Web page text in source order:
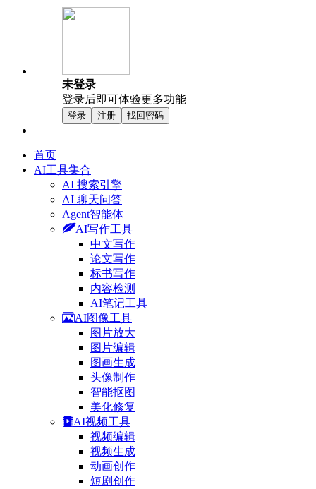
未登录
登录后即可体验更多功能
登录 注册 找回密码
首页
AI工具集合
AI 搜索引擎
AI 聊天问答
Agent智能体
AI写作工具
中文写作
论文写作
标书写作
内容检测
AI笔记工具
AI图像工具
图片放大
图片编辑
图画生成
头像制作
智能抠图
美化修复
AI视频工具
视频编辑
视频生成
动画创作
短剧创作